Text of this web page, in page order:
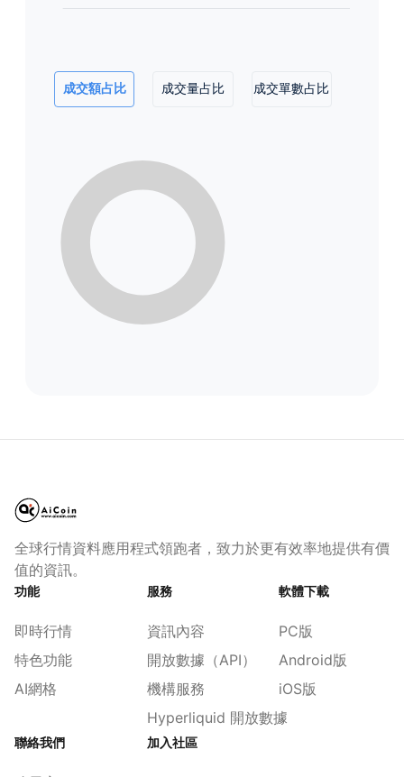
成交額占比 成交量占比 成交單數占比
全球行情資料應用程式領跑者，致力於更有效率地提供有價
值的資訊。
功能
即時行情
特色功能
AI網格
服務
資訊內容
開放數據（API）
機構服務
Hyperliquid 開放數據
軟體下載
PC版
Android版
iOS版
聯絡我們 加入社區